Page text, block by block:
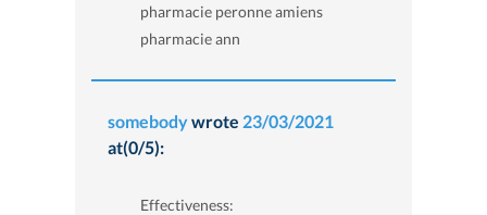
pharmacie peronne amiens
pharmacie ann
somebodywrote 23/03/2021
at(0/5):
Effectiveness: